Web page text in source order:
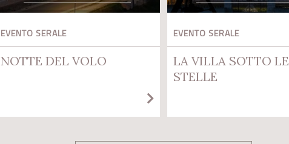
EVENTO SERALE
NOTTE DEL VOLO
EVENTO SERALE
LA VILLA SOTTO LE
STELLE